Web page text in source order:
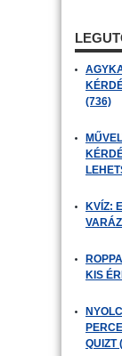
(736)
KVÍZ:
KIS
QUIZT